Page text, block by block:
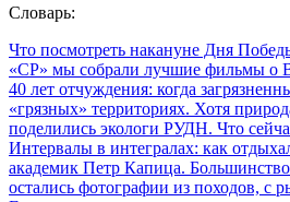
Словарь:
Что посмотреть накануне Дня
«СР» мы собрали лучшие фильмы о
40 лет отчуждения: когда
«грязных» территориях. Хотя
поделились экологи РУДН. Что
Интервалы в интегралах: как
академик Петр Капица.
остались фотографии из походов,